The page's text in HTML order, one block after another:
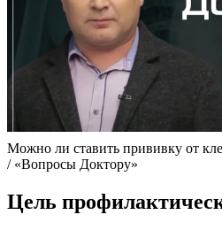
Можно ли ставить прививку от
/ «Вопросы Доктору»
Цель